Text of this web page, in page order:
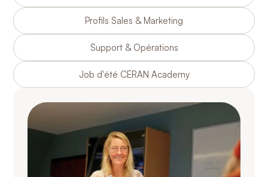
Profils Sales & Marketing
Support & Opérations
Job d'été CERAN Academy